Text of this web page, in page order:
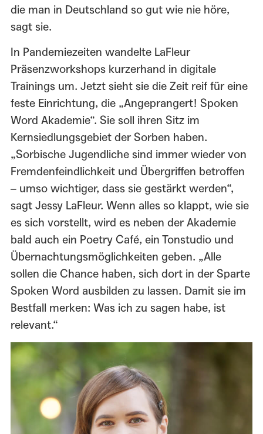
die man in Deutschland so gut wie nie höre,
sagt sie.
In Pandemiezeiten wandelte LaFleur
Präsenzworkshops kurzerhand in digitale
Trainings um. Jetzt sieht sie die Zeit reif für eine
feste Einrichtung, die „Angeprangert! Spoken
Word Akademie“. Sie soll ihren Sitz im
Kernsiedlungsgebiet der Sorben haben.
„Sorbische Jugendliche sind immer wieder von
Fremdenfeindlichkeit und Übergriffen betroffen
– umso wichtiger, dass sie gestärkt werden“,
sagt Jessy LaFleur. Wenn alles so klappt, wie sie
es sich vorstellt, wird es neben der Akademie
bald auch ein Poetry Café, ein Tonstudio und
Übernachtungsmöglichkeiten geben. „Alle
sollen die Chance haben, sich dort in der Sparte
Spoken Word ausbilden zu lassen. Damit sie im
Bestfall merken: Was ich zu sagen habe, ist
relevant.“